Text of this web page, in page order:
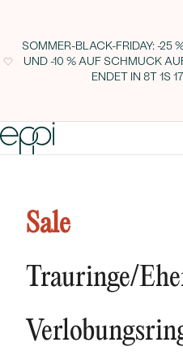
SOMMER-BLACK-FRIDAY: -25
UND -10 % AUF SCHMUCK
ENDET IN 8T 1S
Sale
Trauringe/
NEUHEITEN
mit Diamanten